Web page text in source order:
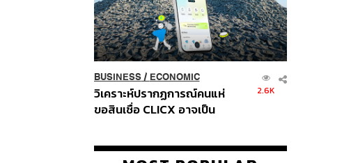
BUSINESS/ ECONOMIC
วิเคราะห์ปรากฏการณ์คนแห่
ขอสินเชื่อ CLICX อาจเป็น
ปัญหาหนี้ครัวเรือนไทยที่ถูกซุก
2.6K